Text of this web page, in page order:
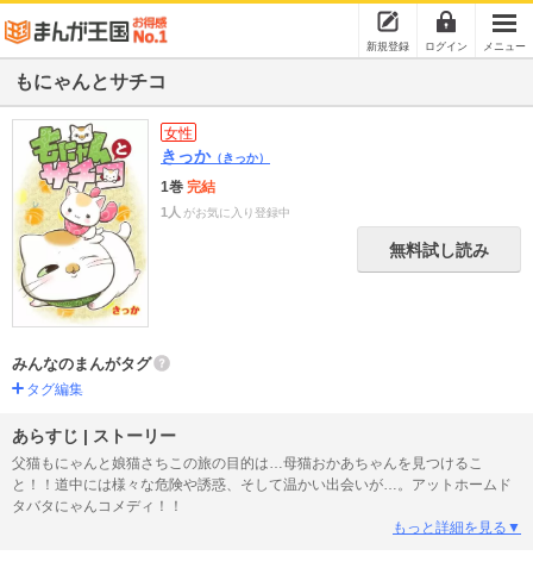
新規登録 ログイン メニュー
もにゃんとサチコ
女性
きっか（きっか）
1巻 完結
1人 がお気に入り登録中
無料試し読み
みんなのまんがタグ
タグ編集
あらすじ | ストーリー
父猫もにゃんと娘猫さちこの旅の目的は…母猫おかあちゃんを見つけるこ
と！！道中には様々な危険や誘惑、そして温かい出会いが…。アットホームド
タバタにゃんコメディ！！
もっと詳細を見る▼